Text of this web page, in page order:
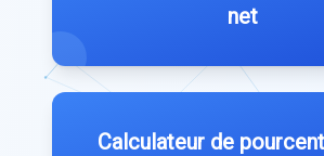
net
Calculateur de